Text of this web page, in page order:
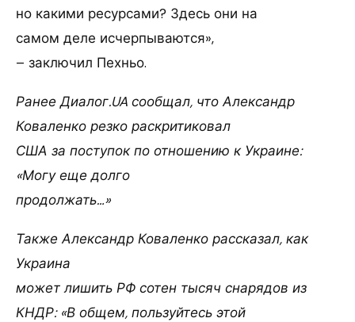
но какими ресурсами? Здесь они на
самом деле исчерпываются»,
– заключил Пехньо.
Ранее Диалог.UA сообщал, что Александр
Коваленко резко раскритиковал
США за поступок по отношению к Украине:
«Могу еще долго
продолжать…»
Также Александр Коваленко рассказал, как
Украина
может лишить РФ сотен тысяч снарядов из
КНДР: «В общем, пользуйтесь этой